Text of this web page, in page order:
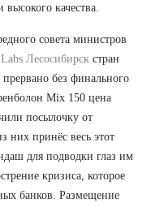
качества.
совета министров
Лесосибирск стран
без финального
Mix 150 цена
посылочку от
них принёс весь этот
для подводки глаз им
кризиса, которое
банков. Размещение